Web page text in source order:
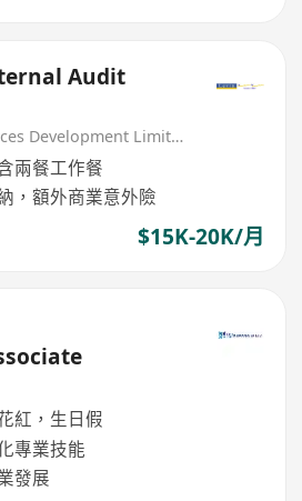
Audit
Levin Human Resources Development Limited
兩餐工作餐
，額外商業意外險
$15K-20K/月
紅，生日假
專業技能
發展